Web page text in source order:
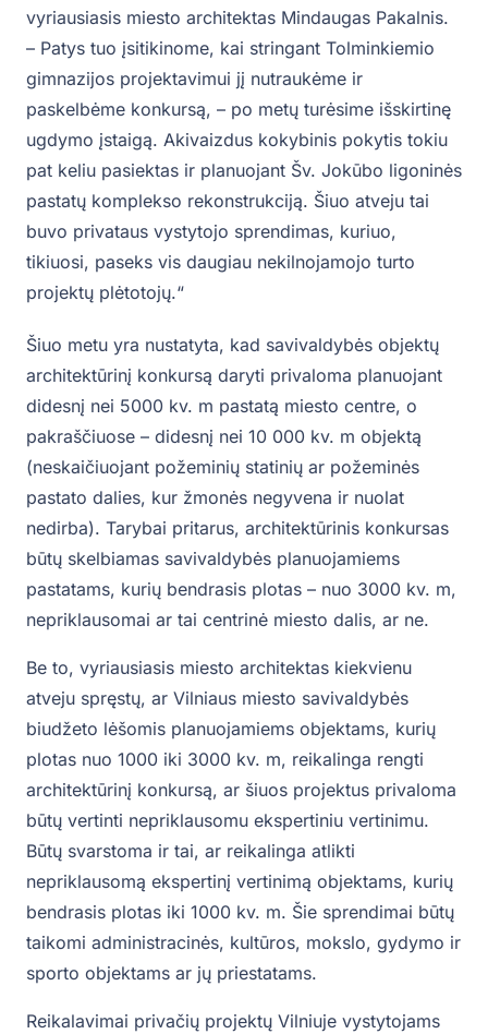
vyriausiasis miesto architektas Mindaugas Pakalnis.
– Patys tuo įsitikinome, kai stringant Tolminkiemio
gimnazijos projektavimui jį nutraukėme ir
paskelbėme konkursą, – po metų turėsime išskirtinę
ugdymo įstaigą. Akivaizdus kokybinis pokytis tokiu
pat keliu pasiektas ir planuojant Šv. Jokūbo ligoninės
pastatų komplekso rekonstrukciją. Šiuo atveju tai
buvo privataus vystytojo sprendimas, kuriuo,
tikiuosi, paseks vis daugiau nekilnojamojo turto
projektų plėtotojų.“
Šiuo metu yra nustatyta, kad savivaldybės objektų
architektūrinį konkursą daryti privaloma planuojant
didesnį nei 5000 kv. m pastatą miesto centre, o
pakraščiuose – didesnį nei 10 000 kv. m objektą
(neskaičiuojant požeminių statinių ar požeminės
pastato dalies, kur žmonės negyvena ir nuolat
nedirba). Tarybai pritarus, architektūrinis konkursas
būtų skelbiamas savivaldybės planuojamiems
pastatams, kurių bendrasis plotas – nuo 3000 kv. m,
nepriklausomai ar tai centrinė miesto dalis, ar ne.
Be to, vyriausiasis miesto architektas kiekvienu
atveju spręstų, ar Vilniaus miesto savivaldybės
biudžeto lėšomis planuojamiems objektams, kurių
plotas nuo 1000 iki 3000 kv. m, reikalinga rengti
architektūrinį konkursą, ar šiuos projektus privaloma
būtų vertinti nepriklausomu ekspertiniu vertinimu.
Būtų svarstoma ir tai, ar reikalinga atlikti
nepriklausomą ekspertinį vertinimą objektams, kurių
bendrasis plotas iki 1000 kv. m. Šie sprendimai būtų
taikomi administracinės, kultūros, mokslo, gydymo ir
sporto objektams ar jų priestatams.
Reikalavimai privačių projektų Vilniuje vystytojams